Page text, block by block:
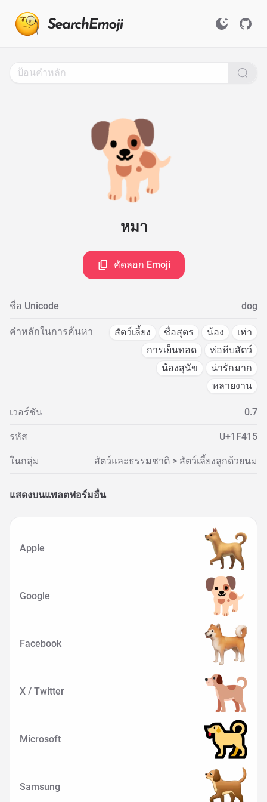
🐕
หมา
คัดลอก Emoji
ชื่อ Unicode dog
คำหลักในการค้นหา สัตว์เลี้ยง ซื่อสุตร น้อง
เห่า
การเย็นทอด
ห่อหีบสัตว์
น้องสุนัข
น่ารักมาก
หลายงาน
เวอร์ชัน 0.7
รหัส U+1F415
ในกลุ่ม สัตว์และธรรมชาติ > สัตว์เลี้ยงลูกด้วยนม
แสดงบนแพลตฟอร์มอื่น
Apple
Google
Facebook
X / Twitter
Microsoft
Samsung